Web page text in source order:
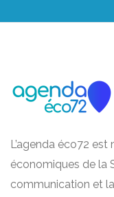
L’agenda éco72
économiques de la
communication et